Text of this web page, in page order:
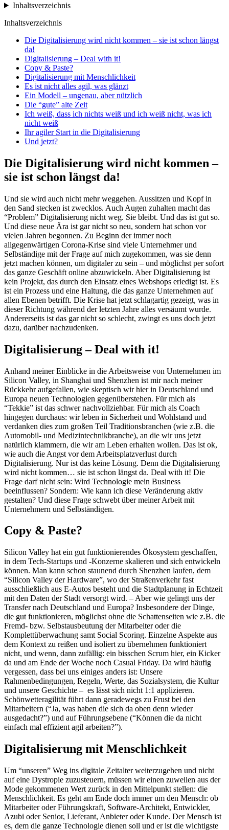
Inhaltsverzeichnis
Inhaltsverzeichnis
Die Digitalisierung wird nicht kommen – sie ist schon längst
da!
Digitalisierung – Deal with it!
Copy & Paste?
Digitalisierung mit Menschlichkeit
Es ist nicht alles agil, was glänzt
Ein Modell – ungenau, aber nützlich
Die “gute” alte Zeit
Ich weiß, dass ich nichts weiß und ich weiß nicht, was ich
nicht weiß
Ihr agiler Start in die Digitalisierung
Und jetzt?
Die Digitalisierung wird nicht kommen –
sie ist schon längst da!
Und sie wird auch nicht mehr weggehen. Aussitzen und Kopf in
den Sand stecken ist zwecklos. Auch Augen zuhalten macht das
“Problem” Digitalisierung nicht weg. Sie bleibt. Und das ist gut so.
Und diese neue Ära ist gar nicht so neu, sondern hat schon vor
vielen Jahren begonnen. Zu Beginn der immer noch
allgegenwärtigen Corona-Krise sind viele Unternehmer und
Selbständige mit der Frage auf mich zugekommen, was sie denn
jetzt machen können, um digitaler zu sein – und möglichst per sofort
das ganze Geschäft online abzuwickeln. Aber Digitalisierung ist
kein Projekt, das durch den Einsatz eines Webshops erledigt ist. Es
ist ein Prozess und eine Haltung, die das ganze Unternehmen auf
allen Ebenen betrifft. Die Krise hat jetzt schlagartig gezeigt, was in
dieser Richtung während der letzten Jahre alles versäumt wurde.
Andererseits ist das gar nicht so schlecht, zwingt es uns doch jetzt
dazu, darüber nachzudenken.
Digitalisierung – Deal with it!
Anhand meiner Einblicke in die Arbeitsweise von Unternehmen im
Silicon Valley, in Shanghai und Shenzhen ist mir nach meiner
Rückkehr aufgefallen, wie skeptisch wir hier in Deutschland und
Europa neuen Technologien gegenüberstehen. Für mich als
“Tekkie” ist das schwer nachvollziehbar. Für mich als Coach
hingegen durchaus: wir leben in Sicherheit und Wohlstand und
verdanken dies zum großen Teil Traditionsbranchen (wie z.B. die
Automobil- und Medizintechnikbranche), an die wir uns jetzt
natürlich klammern, die wir am Leben erhalten wollen. Das ist ok,
wie auch die Angst vor dem Arbeitsplatzverlust durch
Digitalisierung. Nur ist das keine Lösung. Denn die Digitalisierung
wird nicht kommen… sie ist schon längst da. Deal with it! Die
Frage darf nicht sein: Wird Technologie mein Business
beeinflussen? Sondern: Wie kann ich diese Veränderung aktiv
gestalten? Und diese Frage schwebt über meiner Arbeit mit
Unternehmern und Selbständigen.
Copy & Paste?
Silicon Valley hat ein gut funktionierendes Ökosystem geschaffen,
in dem Tech-Startups und -Konzerne skalieren und sich entwickeln
können. Man kann schon staunend durch Shenzhen laufen, dem
“Silicon Valley der Hardware”, wo der Straßenverkehr fast
ausschließlich aus E-Autos besteht und die Stadtplanung in Echtzeit
mit den Daten der Stadt versorgt wird. – Aber wie gelingt uns der
Transfer nach Deutschland und Europa? Insbesondere der Dinge,
die gut funktionieren, möglichst ohne die Schattenseiten wie z.B. die
Fremd- bzw. Selbstausbeutung der Mitarbeiter oder die
Komplettüberwachung samt Social Scoring. Einzelne Aspekte aus
dem Kontext zu reißen und isoliert zu übernehmen funktioniert
nicht, und wenn, dann zufällig: ein bisschen Scrum hier, ein Kicker
da und am Ende der Woche noch Casual Friday. Da wird häufig
vergessen, dass bei uns einiges anders ist: Unsere
Rahmenbedingungen, Regeln, Werte, das Sozialsystem, die Kultur
und unsere Geschichte – es lässt sich nicht 1:1 applizieren.
Schönwetteragilität führt dann geradewegs zu Frust bei den
Mitarbeitern (“Ja, was haben die sich da oben denn wieder
ausgedacht?”) und auf Führungsebene (“Können die da nicht
einfach mal effizient agil arbeiten?”).
Digitalisierung mit Menschlichkeit
Um “unseren” Weg ins digitale Zeitalter weiterzugehen und nicht
auf eine Dystropie zuzusteuern, müssen wir einen zuweilen aus der
Mode gekommenen Wert zurück in den Mittelpunkt stellen: die
Menschlichkeit. Es geht am Ende doch immer um den Mensch: ob
Mitarbeiter oder Führungskraft, Software-Architekt, Entwickler,
Azubi oder Senior, Lieferant, Anbieter oder Kunde. Der Mensch ist
es, dem die ganze Technologie dienen soll und er ist die wichtigste